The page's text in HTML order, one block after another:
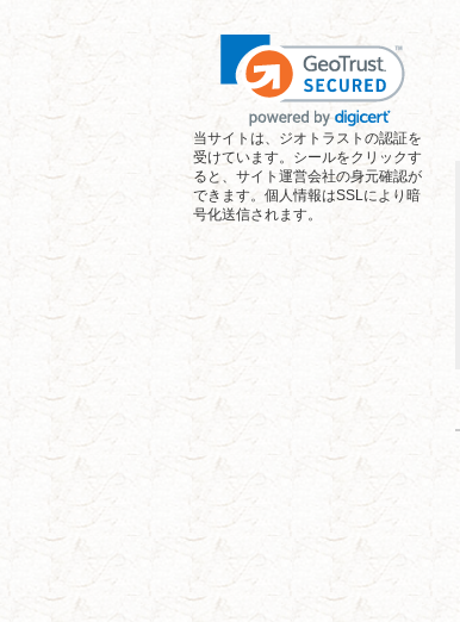
当サイトは、ジオトラストの認証を
受けています。シールをクリックす
ると、サイト運営会社の身元確認が
できます。個人情報はSSLにより暗
号化送信されます。